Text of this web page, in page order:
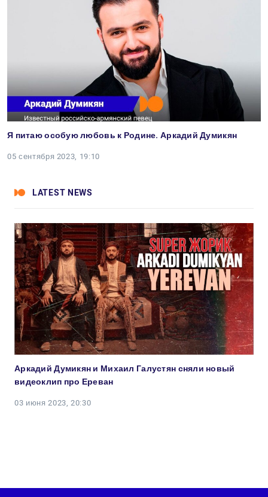
Я питаю особую любовь к Родине. Аркадий Думикян
05 сентября 2023, 19:10
LATEST NEWS
Аркадий Думикян и Михаил Галустян сняли новый
видеоклип про Ереван
03 июня 2023, 20:30